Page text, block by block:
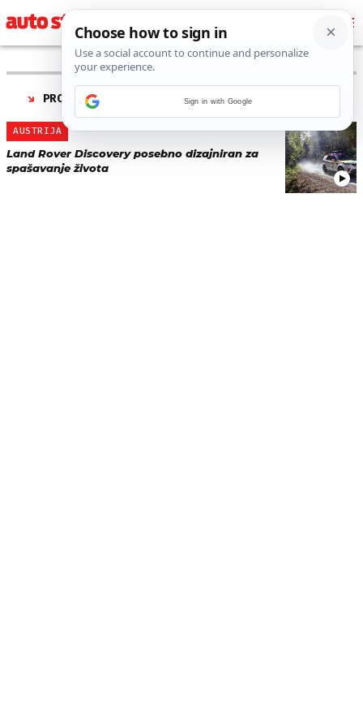
PRONAĐENO 1 REZULTATA ZA TAG “
AUSTRIJA
Land Rover Discovery posebno dizajniran za
spašavanje života
Sign in with Google